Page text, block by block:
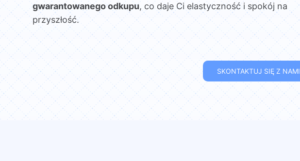
gwarantowanego odkupu, co daje Ci elastyczność i spokój na
przyszłość.
SKONTAKTUJ SIĘ Z NAMI